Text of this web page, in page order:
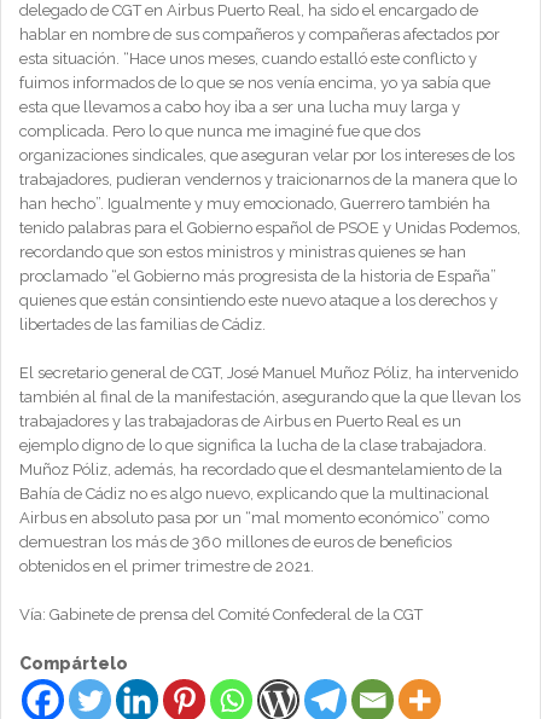
delegado de CGT en Airbus Puerto Real, ha sido el encargado de
hablar en nombre de sus compañeros y compañeras afectados por
esta situación. “Hace unos meses, cuando estalló este conflicto y
fuimos informados de lo que se nos venía encima, yo ya sabía que
esta que llevamos a cabo hoy iba a ser una lucha muy larga y
complicada. Pero lo que nunca me imaginé fue que dos
organizaciones sindicales, que aseguran velar por los intereses de los
trabajadores, pudieran vendernos y traicionarnos de la manera que lo
han hecho”. Igualmente y muy emocionado, Guerrero también ha
tenido palabras para el Gobierno español de PSOE y Unidas Podemos,
recordando que son estos ministros y ministras quienes se han
proclamado “el Gobierno más progresista de la historia de España”
quienes que están consintiendo este nuevo ataque a los derechos y
libertades de las familias de Cádiz.
El secretario general de CGT, José Manuel Muñoz Póliz, ha intervenido
también al final de la manifestación, asegurando que la que llevan los
trabajadores y las trabajadoras de Airbus en Puerto Real es un
ejemplo digno de lo que significa la lucha de la clase trabajadora.
Muñoz Póliz, además, ha recordado que el desmantelamiento de la
Bahía de Cádiz no es algo nuevo, explicando que la multinacional
Airbus en absoluto pasa por un “mal momento económico” como
demuestran los más de 360 millones de euros de beneficios
obtenidos en el primer trimestre de 2021.
Vía: Gabinete de prensa del Comité Confederal de la CGT
Compártelo